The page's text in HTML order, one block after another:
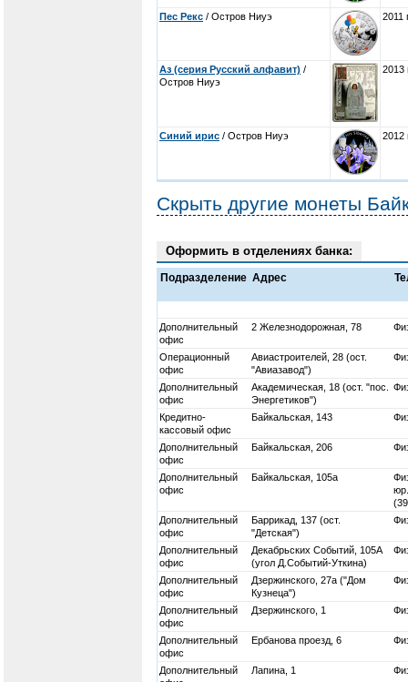
Пес Рекс / Остров Ниуэ 2011
Аз (серия Русский алфавит) /
Остров Ниуэ
2013
Синий ирис / Остров Ниуэ 2012
Скрыть другие монеты
Оформить в отделениях банка:
Подразделение Адрес
Дополнительный
офис
2 Железнодорожная, 78
Операционный
офис
Авиастроителей, 28 (ост.
"Авиазавод")
Дополнительный
офис
Академическая, 18 (ост. "пос.
Энергетиков")
Кредитно-
кассовый офис
Байкальская, 143
Дополнительный
офис
Байкальская, 206
Дополнительный
офис
Байкальская, 105а
Дополнительный
офис
Баррикад, 137 (ост.
"Детская")
Дополнительный
офис
Декабрьских Событий, 105А
(угол Д.Событий-Уткина)
Дополнительный
офис
Дзержинского, 27а ("Дом
Кузнеца")
Дополнительный
офис
Дзержинского, 1
Дополнительный
офис
Ербанова проезд, 6
Дополнительный
Лапина, 1